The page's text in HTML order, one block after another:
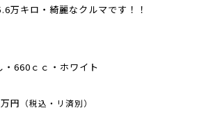
万キロ・綺麗なクルマです！！
660ｃｃ・ホワイト
万円 （税込・リ済別）